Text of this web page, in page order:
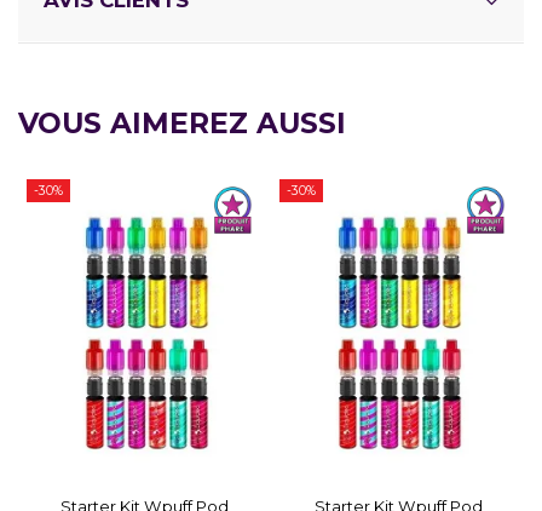
VOUS AIMEREZ AUSSI
-30%
Starter Kit Wpuff Pod
-30%
Starter Kit Wpuff Pod